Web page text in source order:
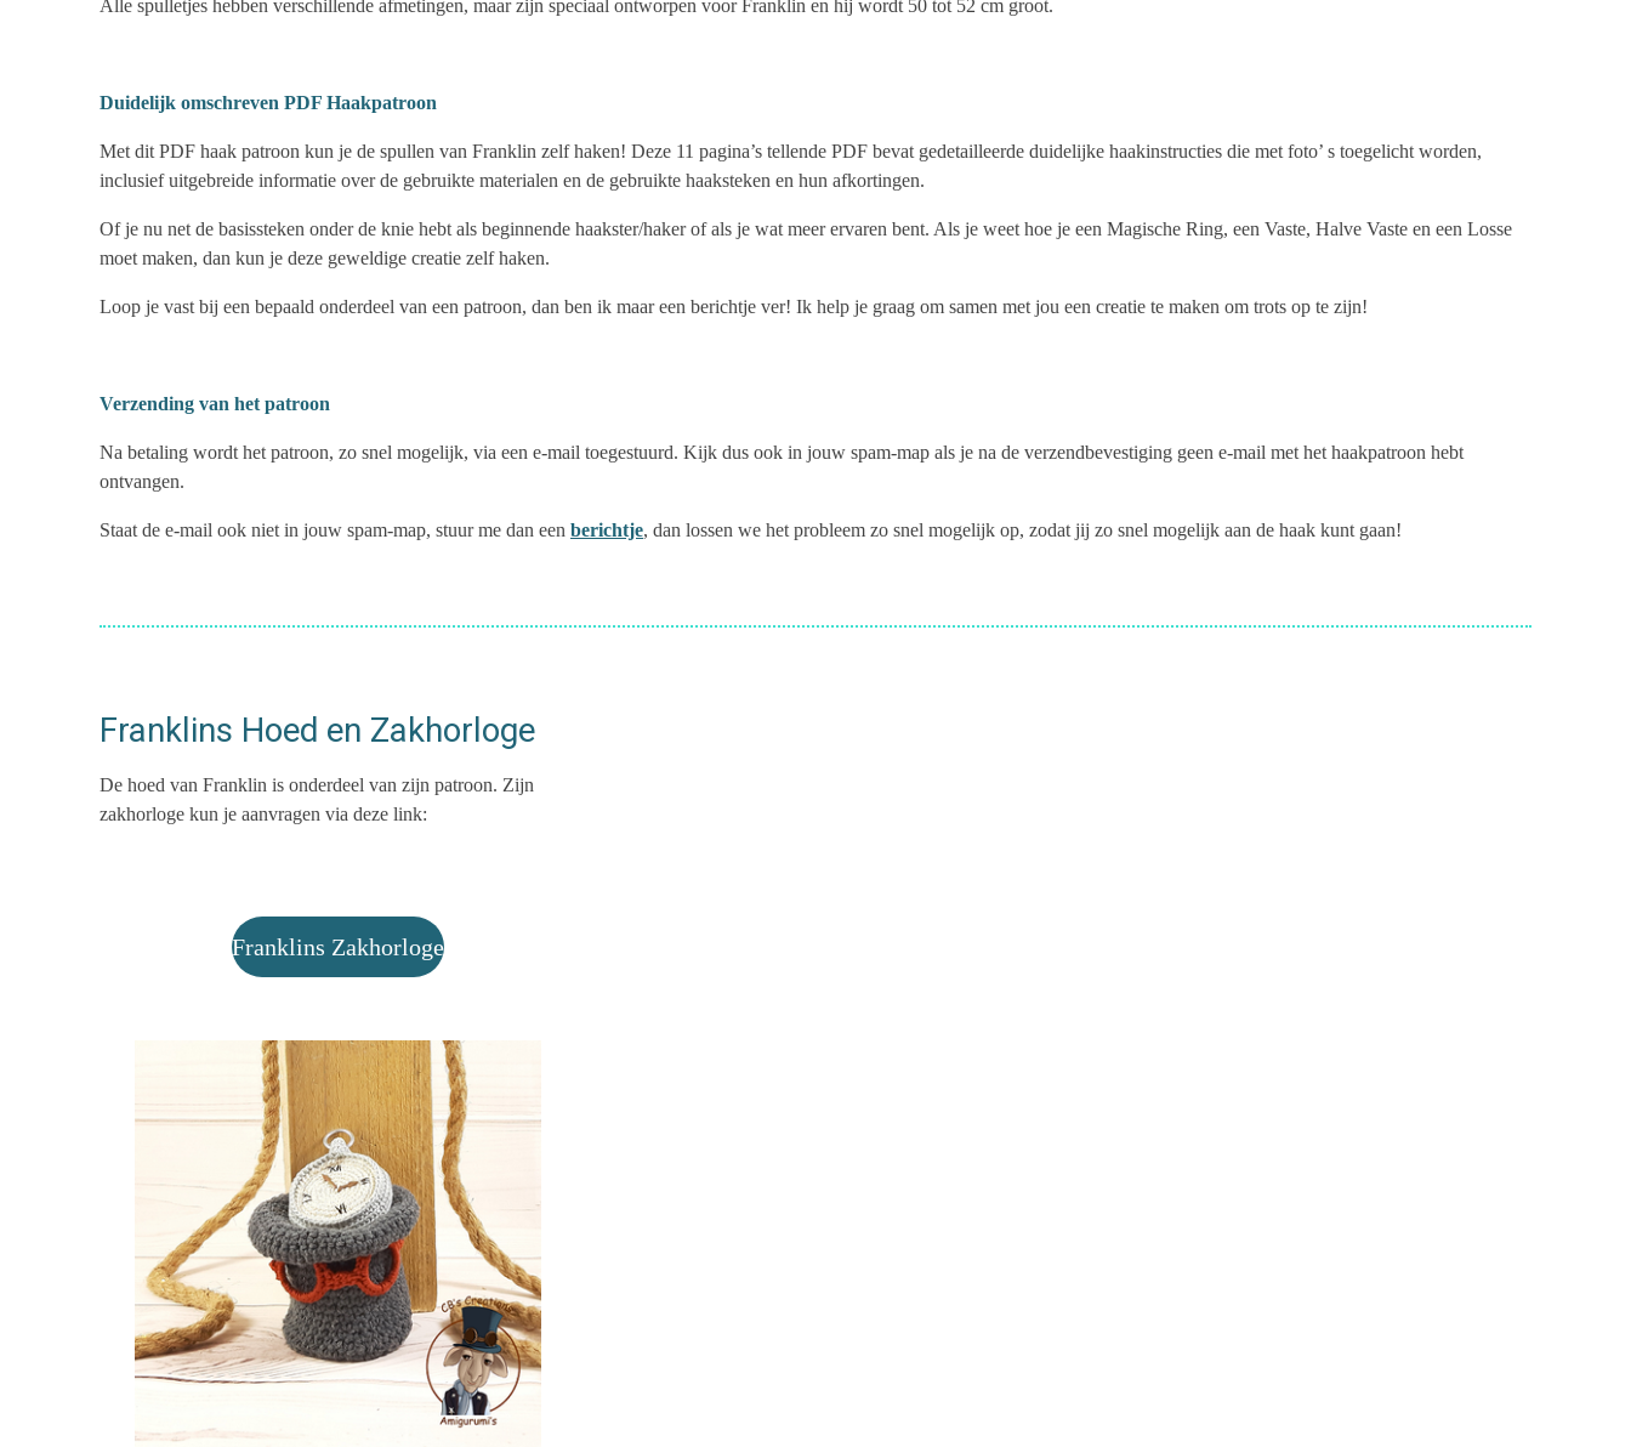
Alle spulletjes hebben verschillende afmetingen, maar zijn speciaal ontworpen voor Franklin en hij wordt 50 tot 52 cm groot.
Duidelijk omschreven PDF Haakpatroon
Met dit PDF haak patroon kun je de spullen van Franklin zelf haken! Deze 11 pagina’s tellende PDF bevat gedetailleerde duidelijke haakinstructies die met foto’ s toegelicht worden,
inclusief uitgebreide informatie over de gebruikte materialen en de gebruikte haaksteken en hun afkortingen.
Of je nu net de basissteken onder de knie hebt als beginnende haakster/haker of als je wat meer ervaren bent. Als je weet hoe je een Magische Ring, een Vaste, Halve Vaste en een Losse
moet maken, dan kun je deze geweldige creatie zelf haken.
Loop je vast bij een bepaald onderdeel van een patroon, dan ben ik maar een berichtje ver! Ik help je graag om samen met jou een creatie te maken om trots op te zijn!
Verzending van het patroon
Na betaling wordt het patroon, zo snel mogelijk, via een e-mail toegestuurd. Kijk dus ook in jouw spam-map als je na de verzendbevestiging geen e-mail met het haakpatroon hebt
ontvangen.
Staat de e-mail ook niet in jouw spam-map, stuur me dan een berichtje, dan lossen we het probleem zo snel mogelijk op, zodat jij zo snel mogelijk aan de haak kunt gaan!
Franklins Hoed en Zakhorloge
De hoed van Franklin is onderdeel van zijn patroon. Zijn
zakhorloge kun je aanvragen via deze link:
Franklins Zakhorloge